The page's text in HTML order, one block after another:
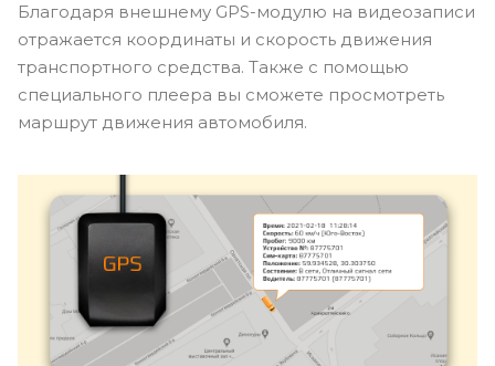
Благодаря внешнему GPS-модулю на видеозаписи
отражается координаты и скорость движения
транспортного средства. Также с помощью
специального плеера вы сможете просмотреть
маршрут движения автомобиля.